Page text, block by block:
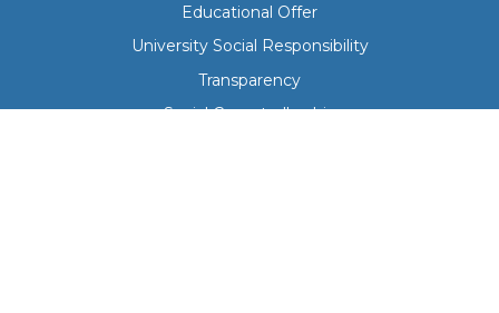
Educational Offer
University Social Responsibility
Transparency
Social Comptrollership